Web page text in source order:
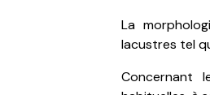
La
lacustres tel
Concernant